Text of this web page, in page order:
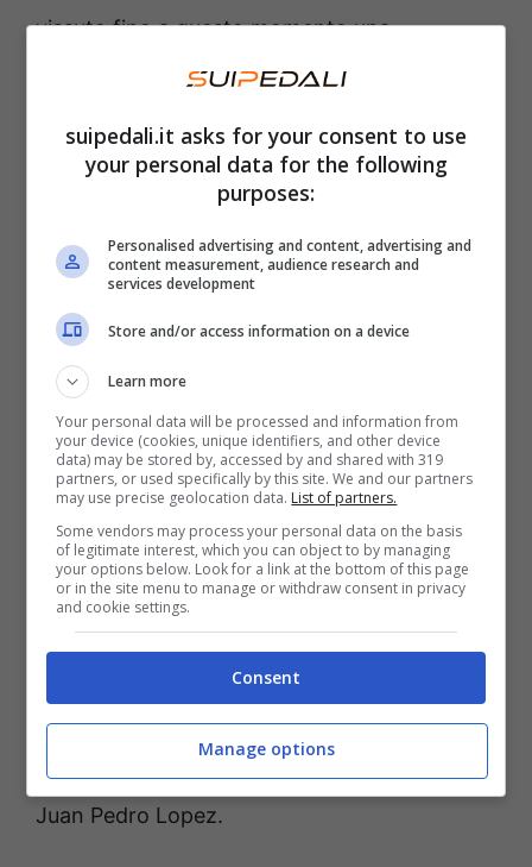
vissuto fino a questo momento una
primavera perfetta, avendo vinto Strade
Liegi. È stato terzo solamente alla Milano
Sanremo.
Pogacar guiderà una formazione di assoluto
livello che proverà a supportarlo durante le
tre settimane di corsa. RafalMajka, Domen
Novak
compito di aiutarlo in salita. Rui
MikkelBjerg, Vegard StakeLaengene Juan
SebastianMolanolo copriranno in pianura,
I principali rivali di Pogacar sono senza
Ben O’Connor
La Mondiale e
Grenadiers. Il primo fu quarto al Tour de
France nel 2021 e all’ultimo
ha chiuso al secondo posto alle spalle del solo
Juan Pedro Lopez.
suipedali.it asks for your consent to use
your personal data for the following
purposes:
Personalised advertising and content, advertising and
content measurement, audience research and
services development
Store and/or access information on a device
Learn more
Your personal data will be processed and information from
your device (cookies, unique identifiers, and other device
data) may be stored by, accessed by and shared with 319
partners, or used specifically by this site. We and our partners
may use precise geolocation data. List of partners.
Some vendors may process your personal data on the basis
of legitimate interest, which you can object to by managing
your options below. Look for a link at the bottom of this page
or in the site menu to manage or withdraw consent in privacy
and cookie settings.
Consent
Manage options